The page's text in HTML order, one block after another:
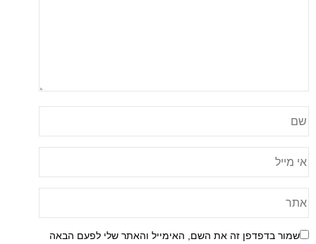
שמור בדפדפן זה את השם, האימייל והאתר שלי לפעם הבאה